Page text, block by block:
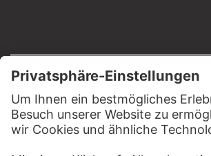
Impressum
Datenschutz
Copyright © 2026 Städel Museum
All rights reserved.